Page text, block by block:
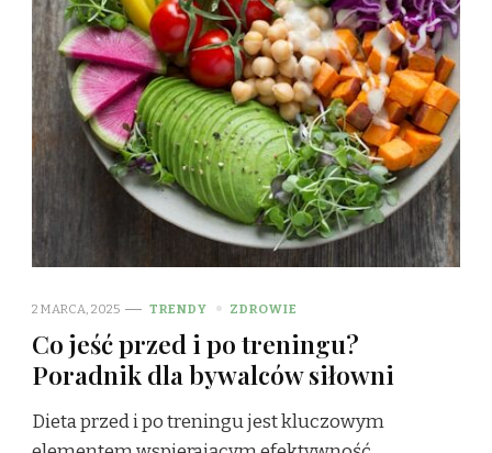
2 MARCA, 2025 TRENDY ZDROWIE
Co jeść przed i po treningu?
Poradnik dla bywalców siłowni
Dieta przed i po treningu jest kluczowym